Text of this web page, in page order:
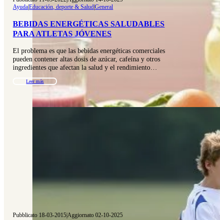
Ayuda|Educación, deporte & Salud|General
BEBIDAS ENERGÉTICAS SALUDABLES
PARA ATLETAS JÓVENES
El problema es que las bebidas energéticas comerciales
pueden contener altas dosis de azúcar, cafeína y otros
ingredientes que afectan la salud y el rendimiento…
Leer más
Pubblicato 18-03-2015|Aggiornato 02-10-2025